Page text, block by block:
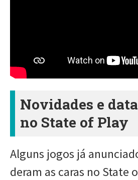
Novidades e
no State of Play
Alguns jogos já
deram as caras no State